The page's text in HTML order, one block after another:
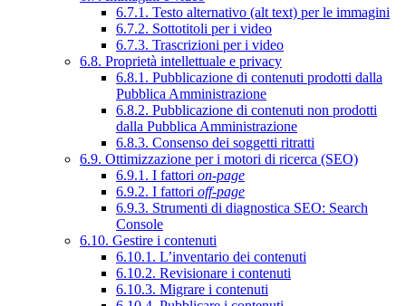
6.7.1. Testo alternativo (alt text) per le immagini
6.7.2. Sottotitoli per i video
6.7.3. Trascrizioni per i video
6.8. Proprietà intellettuale e privacy
6.8.1. Pubblicazione di contenuti prodotti dalla
Pubblica Amministrazione
6.8.2. Pubblicazione di contenuti non prodotti
dalla Pubblica Amministrazione
6.8.3. Consenso dei soggetti ritratti
6.9. Ottimizzazione per i motori di ricerca (SEO)
6.9.1. I fattori on-page
6.9.2. I fattori off-page
6.9.3. Strumenti di diagnostica SEO: Search
Console
6.10. Gestire i contenuti
6.10.1. L’inventario dei contenuti
6.10.2. Revisionare i contenuti
6.10.3. Migrare i contenuti